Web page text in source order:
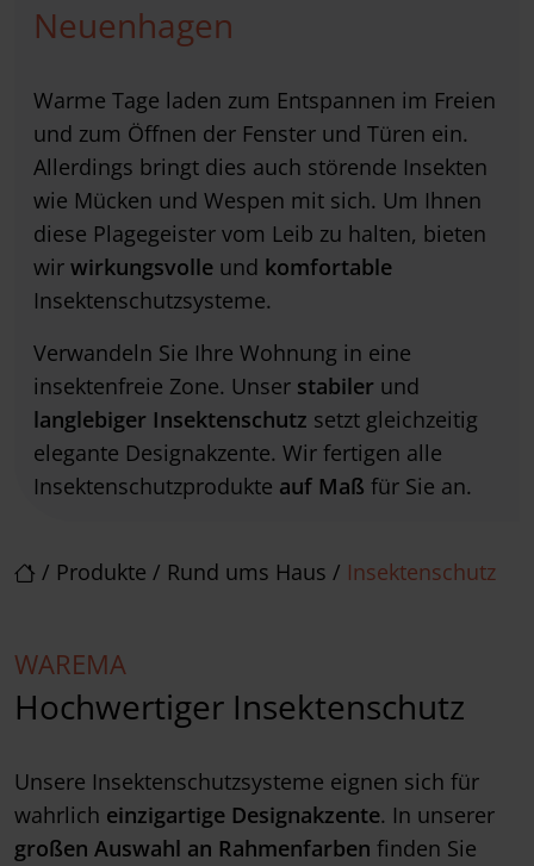
/ Produkte / Rund ums Haus / Insektenschutz
Neuenhagen
Warme Tage laden zum Entspannen im Freien
und zum Öffnen der Fenster und Türen ein.
Allerdings bringt dies auch störende Insekten
wie Mücken und Wespen mit sich. Um Ihnen
diese Plagegeister vom Leib zu halten, bieten
wir wirkungsvolle und komfortable
Insektenschutzsysteme.
Verwandeln Sie Ihre Wohnung in eine
insektenfreie Zone. Unser stabiler und
langlebiger Insektenschutz setzt gleichzeitig
elegante Designakzente. Wir fertigen alle
Insektenschutzprodukte auf Maß für Sie an.
WAREMA
Hochwertiger Insektenschutz
Unsere Insektenschutzsysteme eignen sich für
wahrlich einzigartige Designakzente. In unserer
großen Auswahl an Rahmenfarben finden Sie